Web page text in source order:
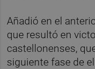
Añadió en el
que resultó en
castellonenses,
siguiente fase de